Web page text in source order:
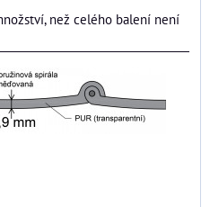
než celého balení není